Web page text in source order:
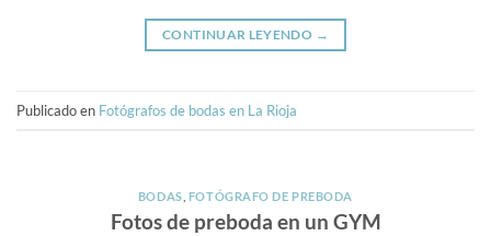
CONTINUAR LEYENDO →
Publicado en Fotógrafos de bodas en La Rioja
BODAS FOTÓGRAFO DE PREBODA
Fotos de preboda en un GYM